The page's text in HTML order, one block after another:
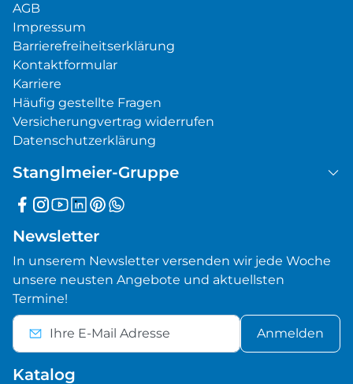
AGB
Impressum
Barrierefreiheitserklärung
Kontaktformular
Karriere
Häufig gestellte Fragen
Versicherungvertrag widerrufen
Datenschutzerklärung
Stanglmeier-Gruppe
Newsletter
In unserem Newsletter versenden wir jede Woche
unsere neusten Angebote und aktuellsten
Termine!
Anmelden
Katalog